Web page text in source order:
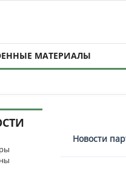
МАТЕРИАЛЫ
Новости